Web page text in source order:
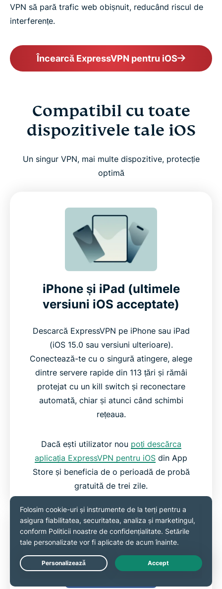
VPN să pară trafic web obișnuit, reducând riscul de
interferențe.
Încearcă ExpressVPN pentru iOS
Compatibil cu toate
dispozitivele tale iOS
Un singur VPN, mai multe dispozitive, protecție
optimă
iPhone și iPad (ultimele
versiuni iOS acceptate)
Descarcă ExpressVPN pe iPhone sau iPad
(iOS 15.0 sau versiuni ulterioare).
Conectează-te cu o singură atingere, alege
dintre servere rapide din 113 țări și rămâi
protejat cu un kill switch și reconectare
automată, chiar și atunci când schimbi
rețeaua.
Dacă ești utilizator nou poți descărca
aplicația ExpressVPN pentru iOS din App
Store și beneficia de o perioadă de probă
gratuită de trei zile.
Live Chat